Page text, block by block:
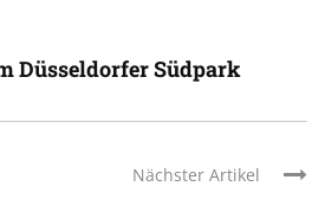
Düsseldorfer Südpark
Nächster Artikel